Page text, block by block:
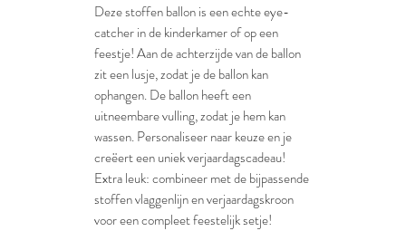
Deze stoffen ballon is een echte eye-
catcher in de kinderkamer of op een
feestje! Aan de achterzijde van de ballon
zit een lusje, zodat je de ballon kan
ophangen. De ballon heeft een
uitneembare vulling, zodat je hem kan
wassen. Personaliseer naar keuze en je
creëert een uniek verjaardagscadeau!
Extra leuk: combineer met de bijpassende
stoffen vlaggenlijn en verjaardagskroon
voor een compleet feestelijk setje!